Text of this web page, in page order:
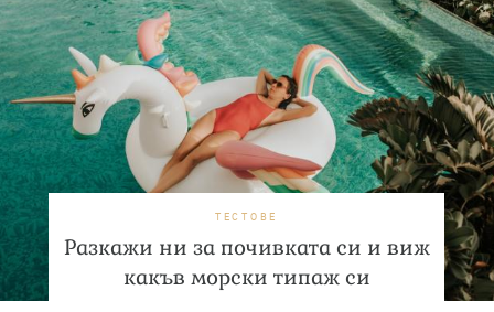
ТЕСТОВЕ
Разкажи ни за почивката си и виж
какъв морски типаж си